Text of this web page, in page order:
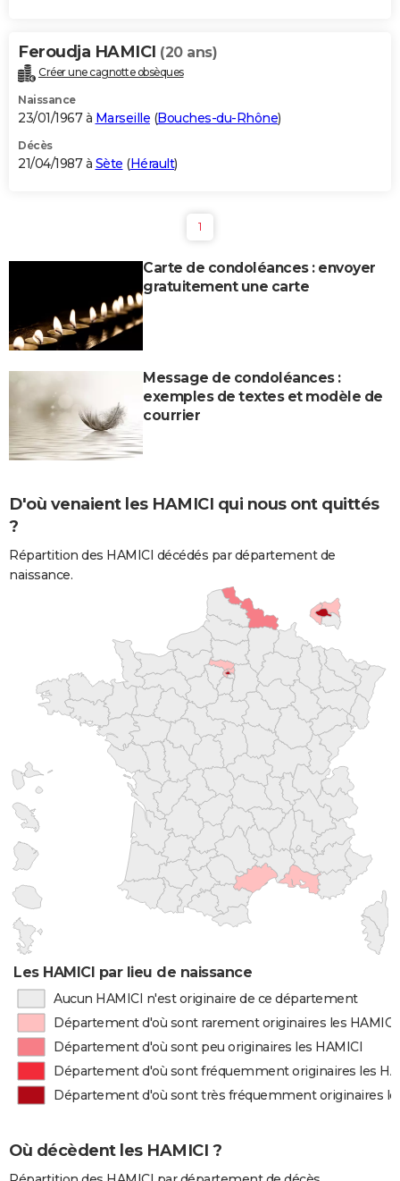
Feroudja HAMICI (20 ans)
Créer une cagnotte obsèques
Naissance
23/01/1967 à Marseille (Bouches-du-Rhône)
Décès
21/04/1987 à Sète (Hérault)
1
Carte de condoléances : envoyer
gratuitement une carte
Message de condoléances :
exemples de textes et modèle de
courrier
D'où venaient les HAMICI qui nous ont quittés
?
Répartition des HAMICI décédés par département de
naissance.
Les HAMICI par lieu de naissance
Aucun HAMICI n'est originaire de ce département
Département d'où sont rarement originaires les HAMICI
Département d'où sont peu originaires les HAMICI
Département d'où sont fréquemment originaires les
Département d'où sont très fréquemment originaires
Où décèdent les HAMICI ?